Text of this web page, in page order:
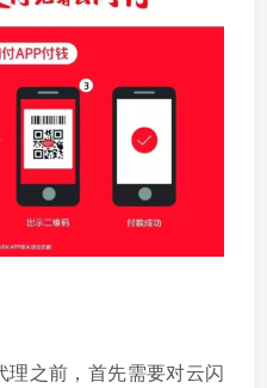
之前，首先需要对云闪